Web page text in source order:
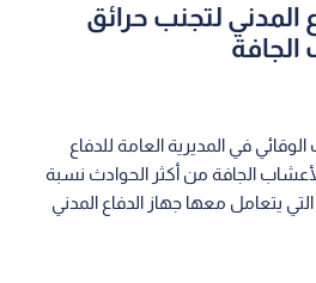
المدني لتجنب حرائق
الجافة
في المديرية العامة للدفاع
الجافة من أكثر الحوادث نسبة
يتعامل معها جهاز الدفاع المدني